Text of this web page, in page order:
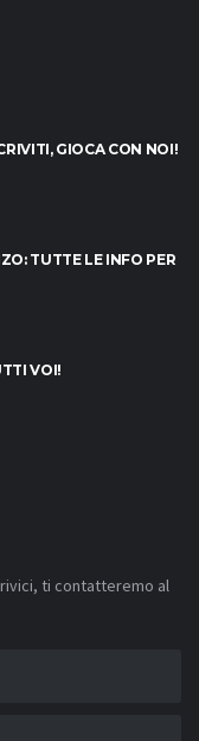
GIOCA CON NOI!
TUTTE LE INFO PER
VOI!
ti contatteremo al